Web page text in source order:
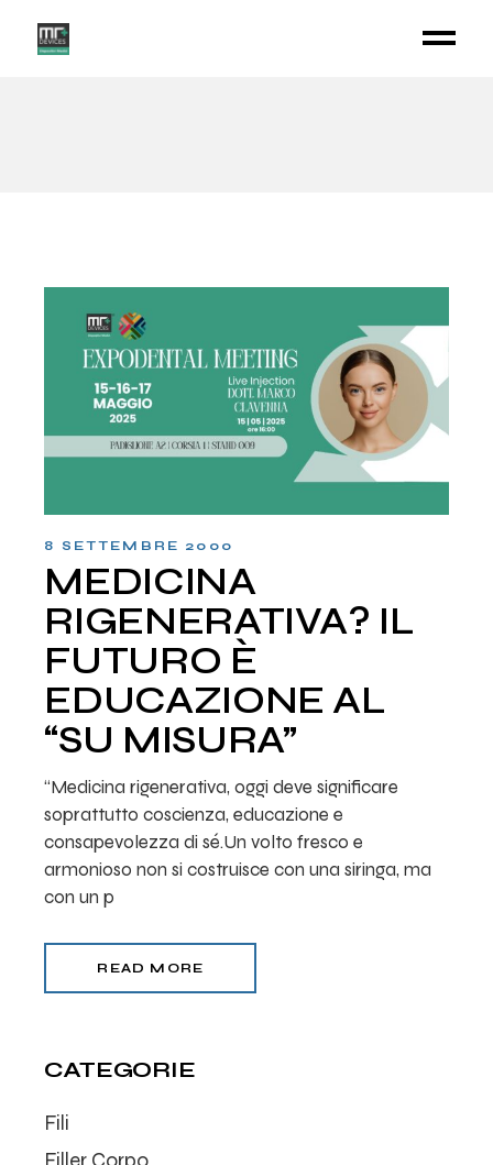
8 SETTEMBRE 2000
MEDICINA
RIGENERATIVA? IL
FUTURO È
EDUCAZIONE AL
“SU MISURA”
“Medicina rigenerativa, oggi deve significare
soprattutto coscienza, educazione e
consapevolezza di sé.Un volto fresco e
armonioso non si costruisce con una siringa, ma
con un p
READ MORE
CATEGORIE
Fili